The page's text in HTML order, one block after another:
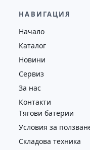
5065
НАВИГАЦИЯ
Начало
Каталог
Новини
Сервиз
За нас
Контакти
Тягови батерии
Условия за
Складова техника